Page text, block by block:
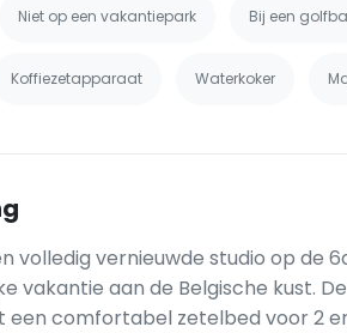
Niet op een vakantiepark Bij een
Koffiezetapparaat Waterkoker
volledig vernieuwde studio op de
vakantie aan de Belgische kust.
een comfortabel zetelbed voor 2